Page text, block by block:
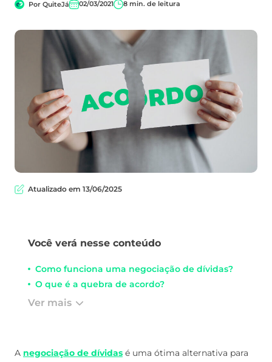
Por QuiteJá 02/03/2021 8 min. de leitura
Atualizado em 13/06/2025
Você verá nesse conteúdo
Como funciona uma negociação de dívidas?
O que é a quebra de acordo?
Ver mais
A negociação de dívidas é uma ótima alternativa para